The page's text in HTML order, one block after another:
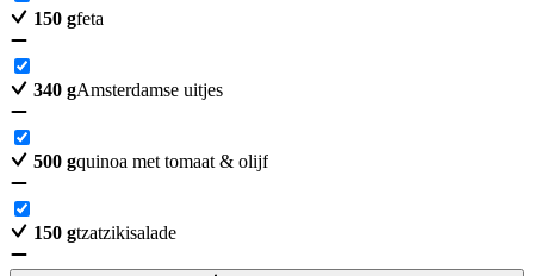
150 gfeta
340 gAmsterdamse uitjes
500 gquinoa met tomaat & olijf
150 gtzatzikisalade